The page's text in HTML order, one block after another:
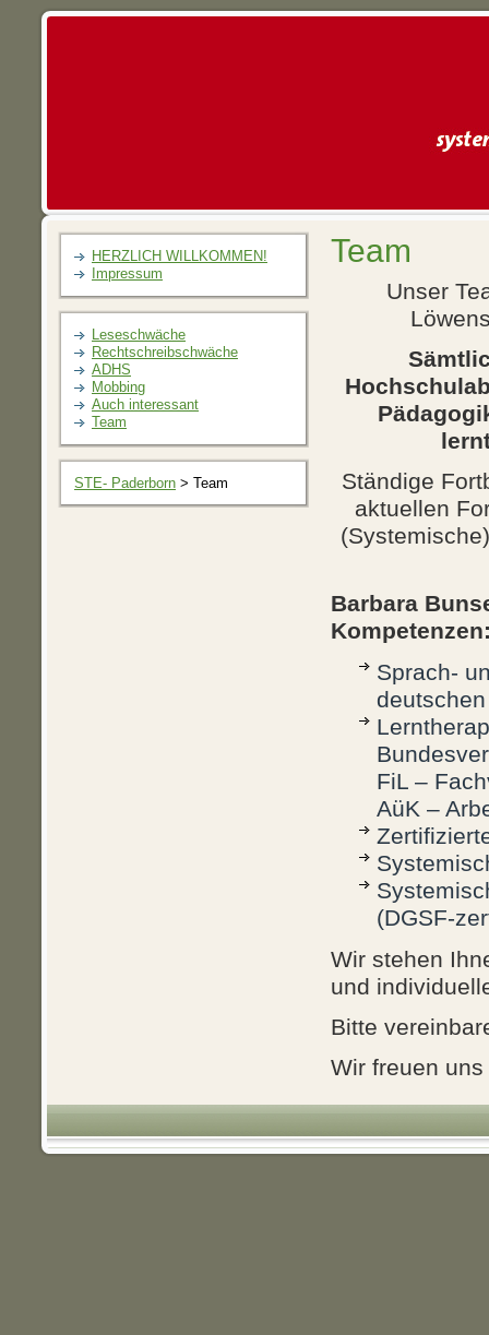
HERZLICH WILLKOMMEN!
Impressum
Leseschwäche
Rechtschreibschwäche
ADHS
Mobbing
Auch interessant
Team
STE- Paderborn > Team
Team
Unser
Ständige
aktuellen
Barbara
Sprach-
FiL –
AüK –
(DGSF-
Wir stehen
und
Bitte
Wir freuen